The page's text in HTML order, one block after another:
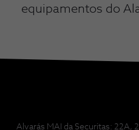
equipamentos do
Alvarás MAI da Securitas: 22A,